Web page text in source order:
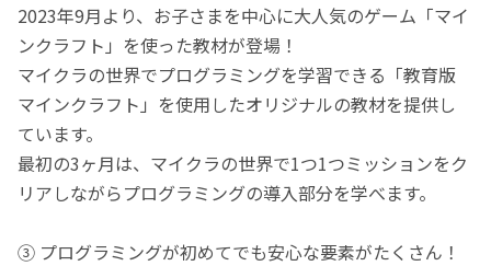
2023年9月より、お子さまを中心に大人気のゲーム「マイ
ンクラフト」を使った教材が登場！
マイクラの世界でプログラミングを学習できる「教育版
マインクラフト」を使用したオリジナルの教材を提供し
ています。
最初の3ヶ月は、マイクラの世界で1つ1つミッションをク
リアしながらプログラミングの導入部分を学べます。
③ プログラミングが初めてでも安心な要素がたくさん！